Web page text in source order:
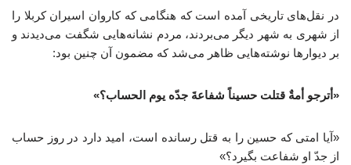
در نقل‌های تاریخی آمده است که هنگامی که کاروان اسیران کربلا را
از شهری به شهر دیگر می‌بردند، مردم نشانه‌هایی شگفت می‌دیدند و
بر دیوارها نوشته‌هایی ظاهر می‌شد که مضمون آن چنین بود:
«أترجو أمةٌ قتلت حسیناً شفاعةَ جدّه یوم الحساب؟»
«آیا امتی که حسین را به قتل رسانده است، امید دارد در روز حساب
از جدّ او شفاعت بگیرد؟»